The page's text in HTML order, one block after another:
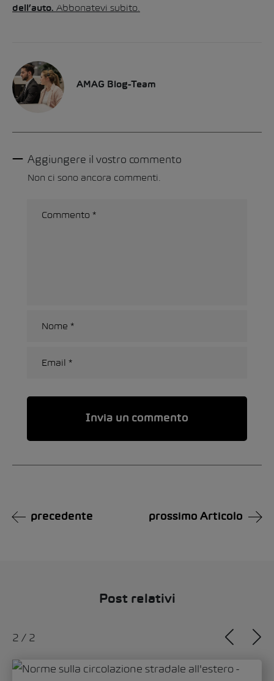
dell’auto. Abbonatevi subito.
AMAG Blog-Team
Aggiungere il vostro commento
Non ci sono ancora commenti.
precedente prossimo Articolo
Post relativi
1 / 2